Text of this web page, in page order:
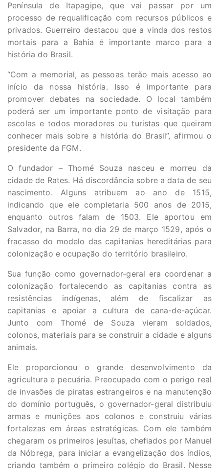
Península de Itapagipe, que vai passar por um
processo de requalificação com recursos públicos e
privados. Guerreiro destacou que a vinda dos restos
mortais para a Bahia é importante marco para a
história do Brasil.
“Com a memorial, as pessoas terão mais acesso ao
início da nossa história. Isso é importante para
promover debates na sociedade. O local também
poderá ser um importante ponto de visitação para
escolas e todos moradores ou turistas que queiram
conhecer mais sobre a história do Brasil”, afirmou o
presidente da FGM.
O fundador – Thomé Souza nasceu e morreu da
cidade de Rates. Há discordância sobre a data de seu
nascimento. Alguns atribuem ao ano de 1515,
indicando que ele completaria 500 anos de 2015,
enquanto outros falam de 1503. Ele aportou em
Salvador, na Barra, no dia 29 de março 1529, após o
fracasso do modelo das capitanias hereditárias para
colonização e ocupação do território brasileiro.
Sua função como governador-geral era coordenar a
colonização fortalecendo as capitanias contra as
resistências indígenas, além de fiscalizar as
capitanias e apoiar a cultura de cana-de-açúcar.
Junto com Thomé de Souza vieram soldados,
colonos, materiais para se construir a cidade e alguns
animais.
Ele proporcionou o grande desenvolvimento da
agricultura e pecuária. Preocupado com o perigo real
de invasões de piratas estrangeiros e na manutenção
do domínio português, o governador-geral distribuiu
armas e munições aos colonos e construiu várias
fortalezas em áreas estratégicas. Com ele também
chegaram os primeiros jesuítas, chefiados por Manuel
da Nóbrega, para iniciar a evangelização dos índios,
criando também o primeiro colégio do Brasil. Nesse